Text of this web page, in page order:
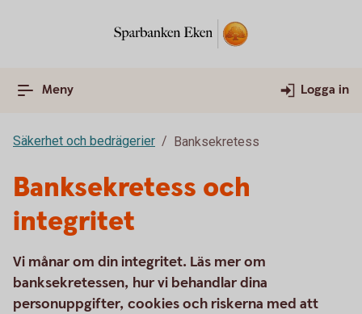
Meny Logga in
Säkerhet och bedrägerier Banksekretess
Banksekretess och
integritet
Vi månar om din integritet. Läs mer om
banksekretessen, hur vi behandlar dina
personuppgifter, cookies och riskerna med att